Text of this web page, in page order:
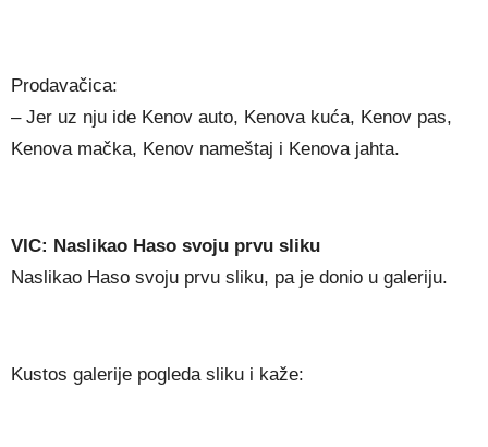
Prodavačica:
– Jer uz nju ide Kenov auto, Kenova kuća, Kenov pas,
Kenova mačka, Kenov nameštaj i Kenova jahta.
VIC: Naslikao Haso svoju prvu sliku
Naslikao Haso svoju prvu sliku, pa je donio u galeriju.
Kustos galerije pogleda sliku i kaže: